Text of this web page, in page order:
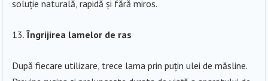
soluție naturală, rapidă și fără miros.
Îngrijirea lamelor de ras
După fiecare utilizare, trece lama prin puțin ulei de măsline.